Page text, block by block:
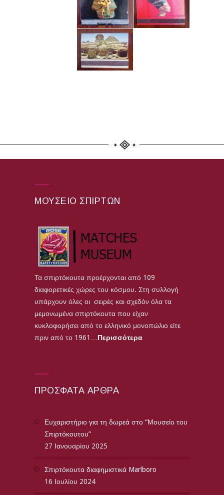
ΜΟΥΣΕΊΟ ΣΠΊΡΤΩΝ
Τα σπιρτόκουτα προέρχονται από 109
διαφορετικές χώρες του κόσμου. Στη συλλογή
υπάρχουν όλες οι σειρές και σχεδόν όλα τα
μεμονωμένα σπιρτόκουτα που είχαν
κυκλοφορήσει από το ελληνικό μονοπώλιο είτε
πριν από το 1961… Περισσότερα
ΠΡΌΣΦΑΤΑ ΆΡΘΡΑ
Ευχαριστήριο για τη δωρεά στο “Μουσείο του
Σπιρτόκουτου”
27 Ιανουαρίου 2025
Σπιρτόκουτα διαφημιστικά Marlboro
16 Ιουλίου 2024